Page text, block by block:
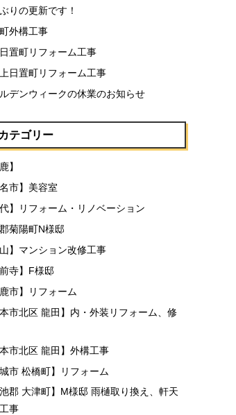
りの更新です！
外構工事
置町リフォーム工事
日置町リフォーム工事
デンウィークの休業のお知らせ
カテゴリー
】
名市】美容室
代】リフォーム・リノベーション
菊陽町N様邸
山】マンション改修工事
前寺】F様邸
鹿市】リフォーム
本市北区 龍田】内・外装リフォーム、修
本市北区 龍田】外構工事
城市 松橋町】リフォーム
池郡 大津町】M様邸 雨樋取り換え、軒天
事